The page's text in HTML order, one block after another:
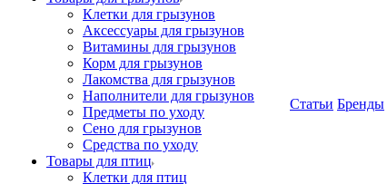
Клетки для грызунов
Аксессуары для грызунов
Витамины для грызунов
Корм для грызунов
Лакомства для грызунов
Наполнители для грызунов
Предметы по уходу
Сено для грызунов
Средства по уходу
Товары для птиц
Клетки для птиц
Статьи Бренды